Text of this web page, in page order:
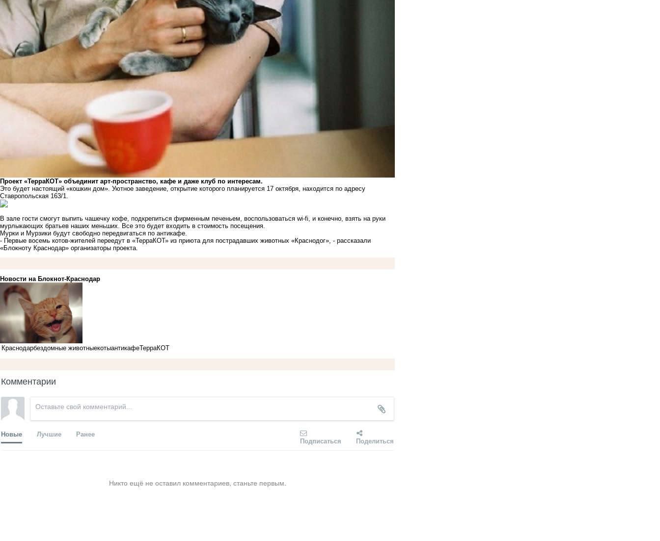
Проект «ТерраКОТ» объединит арт-пространство, кафе и даже клуб по интересам.
Это будет настоящий «кошкин дом». Уютное заведение, открытие которого планируется 17 октября, находится по адресу
Ставропольская 163/1.
В зале гости смогут выпить чашечку кофе, подкрепиться фирменным печеньем, воспользоваться wi-fi, и конечно, взять на руки
мурлыкающих братьев наших меньших. Все это будет входить в стоимость посещения.
Мурки и Мурзики будут свободно передвигаться по антикафе.
- Первые восемь котов-жителей переедут в «ТерраКОТ» из приюта для пострадавших животных «Краснодог», - рассказали
«Блокноту Краснодар» организаторы проекта.
Новости на Блoкнoт-Краснодар
Краснодарбездомные животныекотыантикафеТерраКОТ
Комментарии
Новые Лучшие Ранее
Подписаться Поделиться
Никто ещё не оставил комментариев, станьте первым.